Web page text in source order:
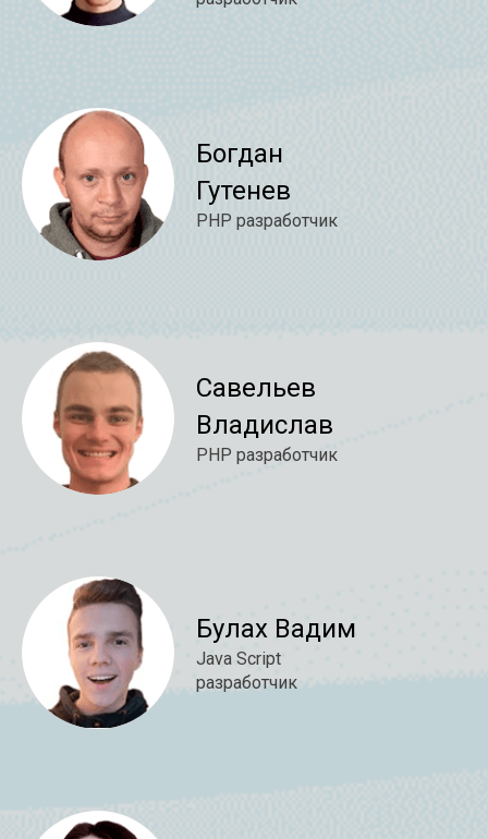
Богдан
Гутенев
PHP разработчик
Савельев
Владислав
PHP разработчик
Булах Вадим
Java Script
разработчик